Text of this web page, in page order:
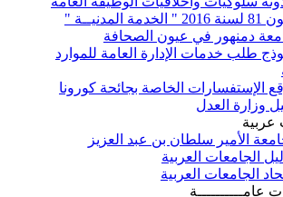
المدنيــة "
دمنهور في عيون الصحافة
طلب خدمات الإدارة العامة للموارد
الإستفسارات الخاصة بجائحة كورونا
وزارة العدل
عربية
الأمير سلطان بن عبد العزيز
الجامعات العربية
الجامعات العربية